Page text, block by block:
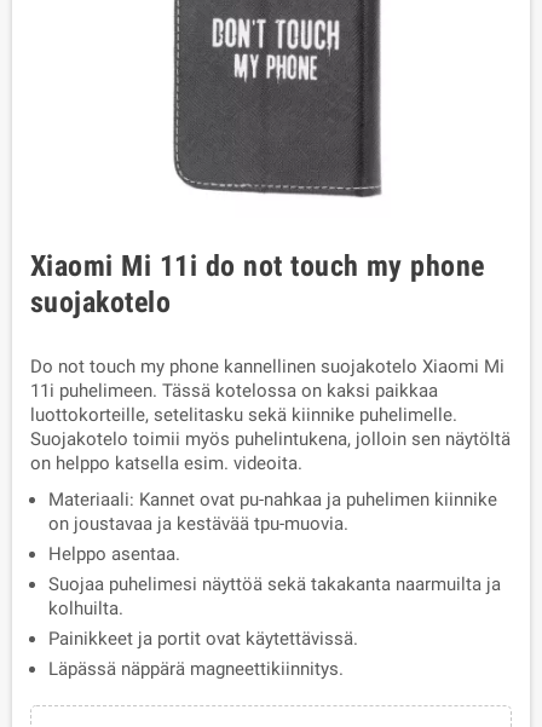
Xiaomi Mi 11i do not touch my phone
suojakotelo
Do not touch my phone kannellinen suojakotelo Xiaomi Mi
11i puhelimeen. Tässä kotelossa on kaksi paikkaa
luottokorteille, setelitasku sekä kiinnike puhelimelle.
Suojakotelo toimii myös puhelintukena, jolloin sen näytöltä
on helppo katsella esim. videoita.
Materiaali: Kannet ovat pu-nahkaa ja puhelimen kiinnike
on joustavaa ja kestävää tpu-muovia.
Helppo asentaa.
Suojaa puhelimesi näyttöä sekä takakanta naarmuilta ja
kolhuilta.
Painikkeet ja portit ovat käytettävissä.
Läpässä näppärä magneettikiinnitys.